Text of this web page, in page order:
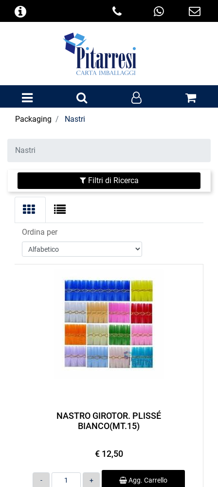
Open menu
Packaging Nastri
Nastri
Filtri di Ricerca
Ordina per
NASTRO GIROTOR. PLISSÉ
BIANCO(MT.15)
€ 12,50
Quantità
Agg. Carrello